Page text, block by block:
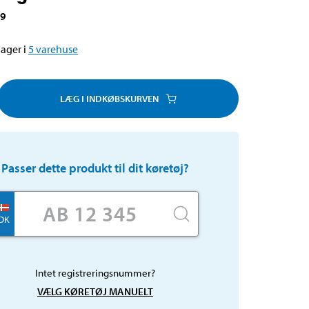
i 5varehuse
LÆG I INDKØBSKURVEN
Passer dette produkt til dit køretøj?
Intet registreringsnummer?
VÆLG KØRETØJ MANUELT